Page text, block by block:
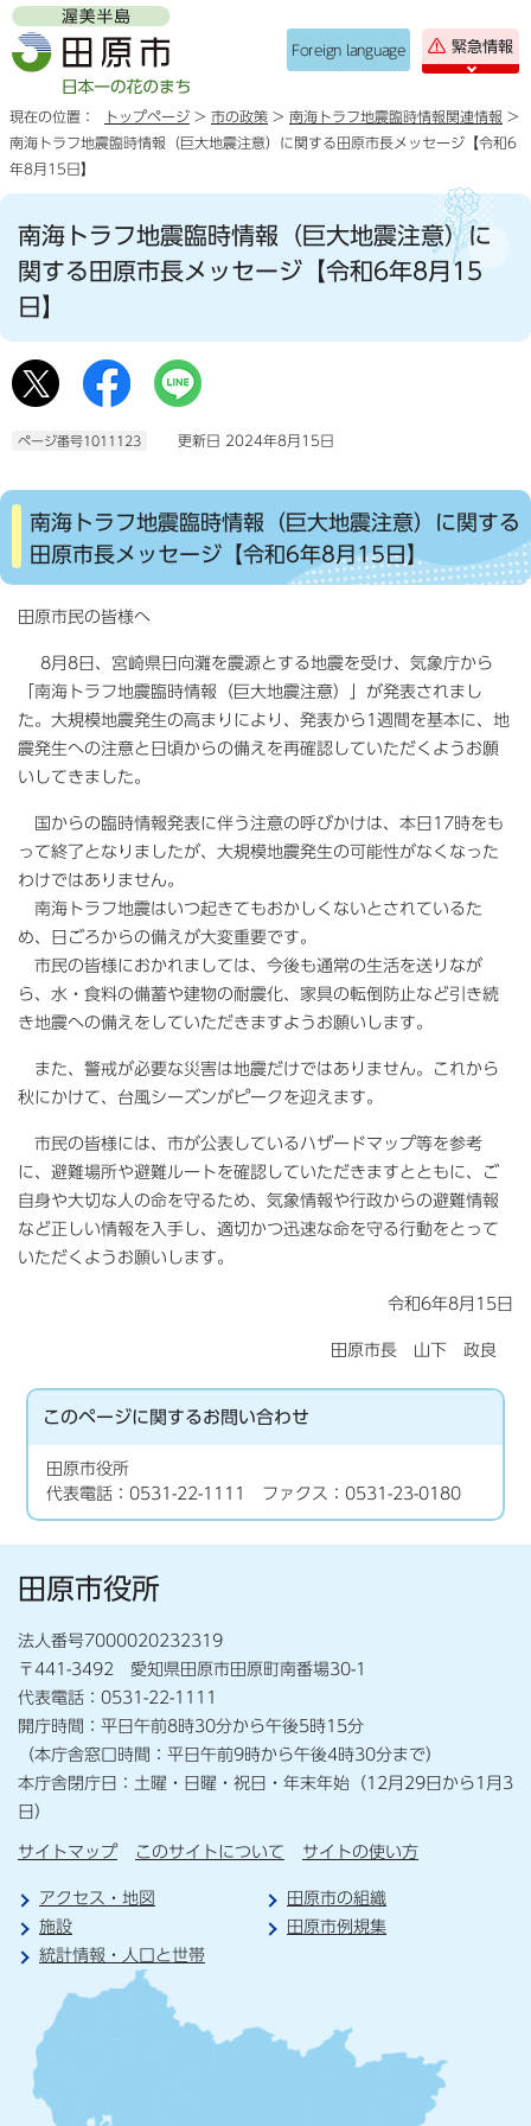
Foreign language 緊急情報
現在の位置： トップページ > 市の政策 > 南海トラフ地震臨時情報関連情報 >
南海トラフ地震臨時情報（巨大地震注意）に関する田原市長メッセージ【令和6
年8月15日】
南海トラフ地震臨時情報（巨大地震注意）に
関する田原市長メッセージ【令和6年8月15
日】
ページ番号1011123 更新日 2024年8月15日
南海トラフ地震臨時情報（巨大地震注意）に関する
田原市長メッセージ【令和6年8月15日】
田原市民の皆様へ
8月8日、宮崎県日向灘を震源とする地震を受け、気象庁から
「南海トラフ地震臨時情報（巨大地震注意）」が発表されまし
た。大規模地震発生の高まりにより、発表から1週間を基本に、地
震発生への注意と日頃からの備えを再確認していただくようお願
いしてきました。
国からの臨時情報発表に伴う注意の呼びかけは、本日17時をも
って終了となりましたが、大規模地震発生の可能性がなくなった
わけではありません。
南海トラフ地震はいつ起きてもおかしくないとされているた
め、日ごろからの備えが大変重要です。
市民の皆様におかれましては、今後も通常の生活を送りなが
ら、水・食料の備蓄や建物の耐震化、家具の転倒防止など引き続
き地震への備えをしていただきますようお願いします。
また、警戒が必要な災害は地震だけではありません。これから
秋にかけて、台風シーズンがピークを迎えます。
市民の皆様には、市が公表しているハザードマップ等を参考
に、避難場所や避難ルートを確認していただきますとともに、ご
自身や大切な人の命を守るため、気象情報や行政からの避難情報
など正しい情報を入手し、適切かつ迅速な命を守る行動をとって
いただくようお願いします。
令和6年8月15日
田原市長 山下 政良
このページに関するお問い合わせ
田原市役所
代表電話：0531-22-1111 ファクス：0531-23-0180
田原市役所
法人番号7000020232319
〒441-3492 愛知県田原市田原町南番場30-1
代表電話：0531-22-1111
開庁時間：平日午前8時30分から午後5時15分
（本庁舎窓口時間：平日午前9時から午後4時30分まで）
本庁舎閉庁日：土曜・日曜・祝日・年末年始（12月29日から1月3
日）
サイトマップ このサイトについて サイトの使い方
アクセス・地図
田原市の組織
施設
田原市例規集
統計情報・人口と世帯